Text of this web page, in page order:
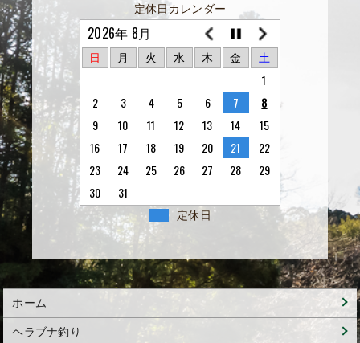
定休日カレンダー
2026年 8月
日 月 火 水 木 金 土
1
2
3 4 5 6 7
8
9
10 11 12 13 14
15
16
17 18 19 20 21
22
23
24 25 26 27 28
29
30
31
定休日
ホーム
ヘラブナ釣り